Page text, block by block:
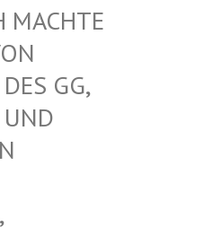
M
A
GG, G
T